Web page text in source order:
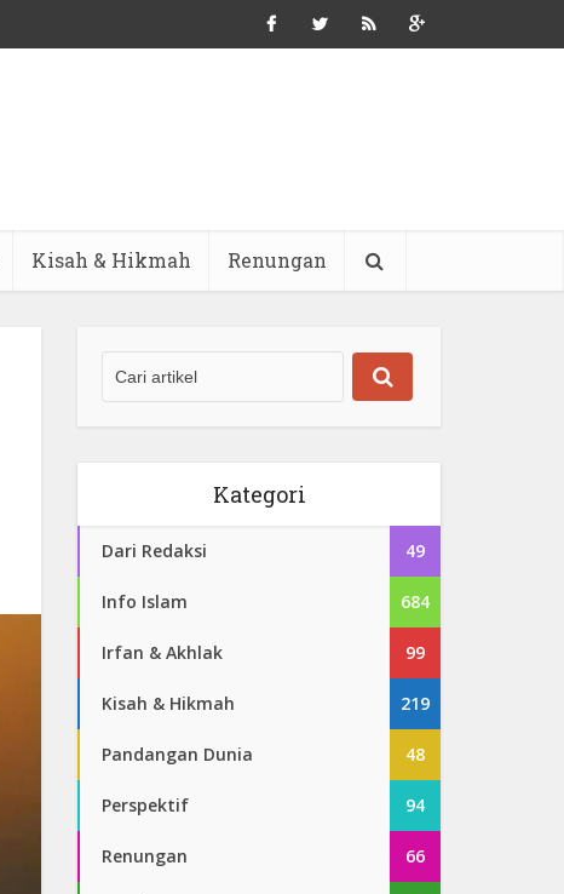
Kisah & Hikmah Renungan
Kategori
Dari Redaksi 49
Info Islam 684
Irfan & Akhlak 99
Kisah & Hikmah 219
Pandangan Dunia 48
Perspektif 94
Renungan 66